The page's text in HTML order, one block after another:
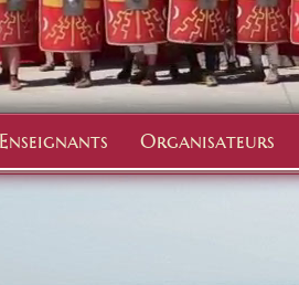
Enseignants Organisateurs